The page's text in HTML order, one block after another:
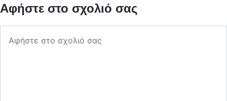
Αφήστε στο σχολιό σας